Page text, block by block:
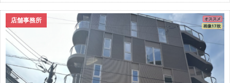
店舗事務所
オススメ
画像17枚